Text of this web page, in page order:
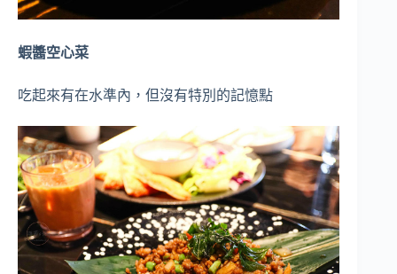
蝦醬空心菜
吃起來有在水準內，但沒有特別的記憶點